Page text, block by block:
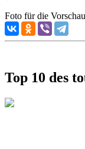
Foto für die
Top 10 des